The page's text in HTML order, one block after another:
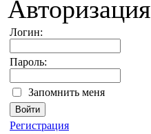
Авторизация
Логин:
Пароль:
Запомнить меня
Регистрация